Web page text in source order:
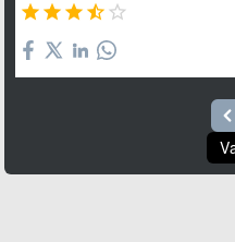
    